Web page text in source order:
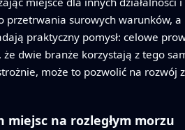
przetrwania surowych warunków,
praktyczny pomysł: celowe
że dwie branże korzystają z tego
może to pozwolić na
na rozległym morzu